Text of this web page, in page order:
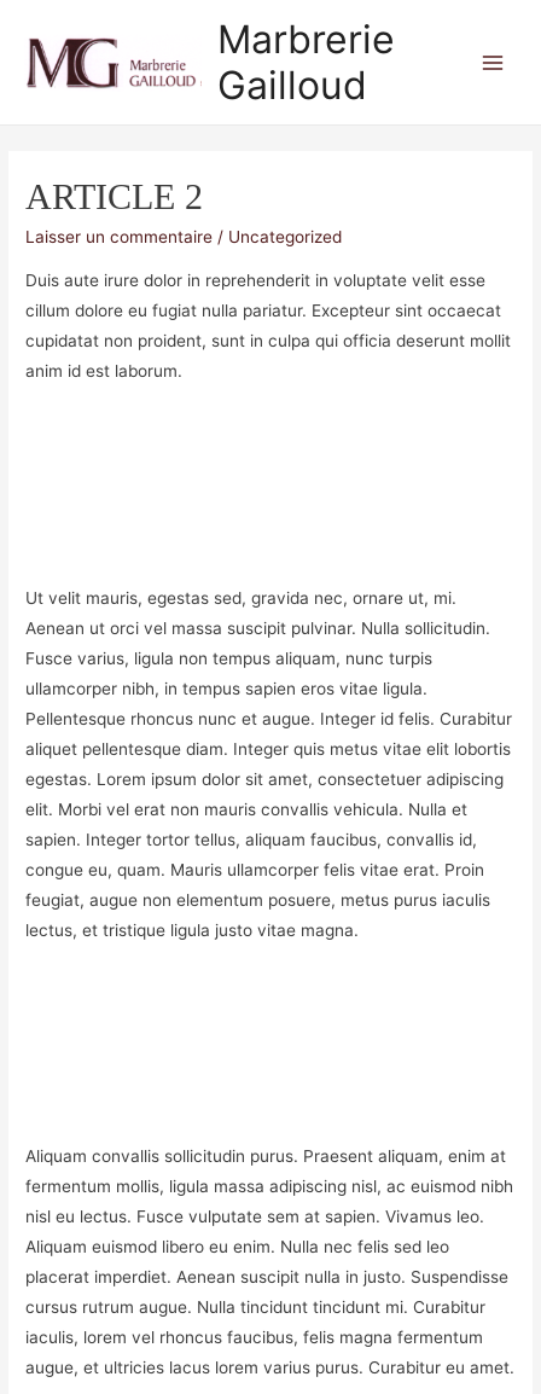
Marbrerie
Gailloud
ARTICLE 2
Laisser un commentaire / Uncategorized
Duis aute irure dolor in reprehenderit in voluptate velit esse
cillum dolore eu fugiat nulla pariatur. Excepteur sint occaecat
cupidatat non proident, sunt in culpa qui officia deserunt mollit
anim id est laborum.
Ut velit mauris, egestas sed, gravida nec, ornare ut, mi.
Aenean ut orci vel massa suscipit pulvinar. Nulla sollicitudin.
Fusce varius, ligula non tempus aliquam, nunc turpis
ullamcorper nibh, in tempus sapien eros vitae ligula.
Pellentesque rhoncus nunc et augue. Integer id felis. Curabitur
aliquet pellentesque diam. Integer quis metus vitae elit lobortis
egestas. Lorem ipsum dolor sit amet, consectetuer adipiscing
elit. Morbi vel erat non mauris convallis vehicula. Nulla et
sapien. Integer tortor tellus, aliquam faucibus, convallis id,
congue eu, quam. Mauris ullamcorper felis vitae erat. Proin
feugiat, augue non elementum posuere, metus purus iaculis
lectus, et tristique ligula justo vitae magna.
Aliquam convallis sollicitudin purus. Praesent aliquam, enim at
fermentum mollis, ligula massa adipiscing nisl, ac euismod nibh
nisl eu lectus. Fusce vulputate sem at sapien. Vivamus leo.
Aliquam euismod libero eu enim. Nulla nec felis sed leo
placerat imperdiet. Aenean suscipit nulla in justo. Suspendisse
cursus rutrum augue. Nulla tincidunt tincidunt mi. Curabitur
iaculis, lorem vel rhoncus faucibus, felis magna fermentum
augue, et ultricies lacus lorem varius purus. Curabitur eu amet.